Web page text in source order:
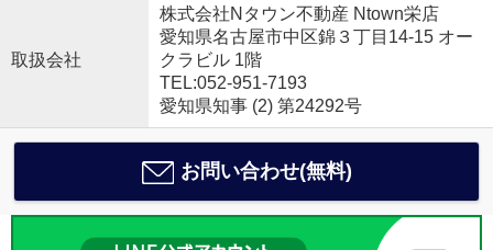
取扱会社
株式会社Nタウン不動産 Ntown栄店
愛知県名古屋市中区錦３丁目14-15 オー
クラビル 1階
TEL:052-951-7193
愛知県知事 (2) 第24292号
お問い合わせ(無料)